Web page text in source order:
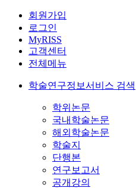
회원가입
로그인
MyRISS
고객센터
전체메뉴
학술연구정보서비스 검색
학위논문
국내학술논문
해외학술논문
학술지
단행본
연구보고서
공개강의